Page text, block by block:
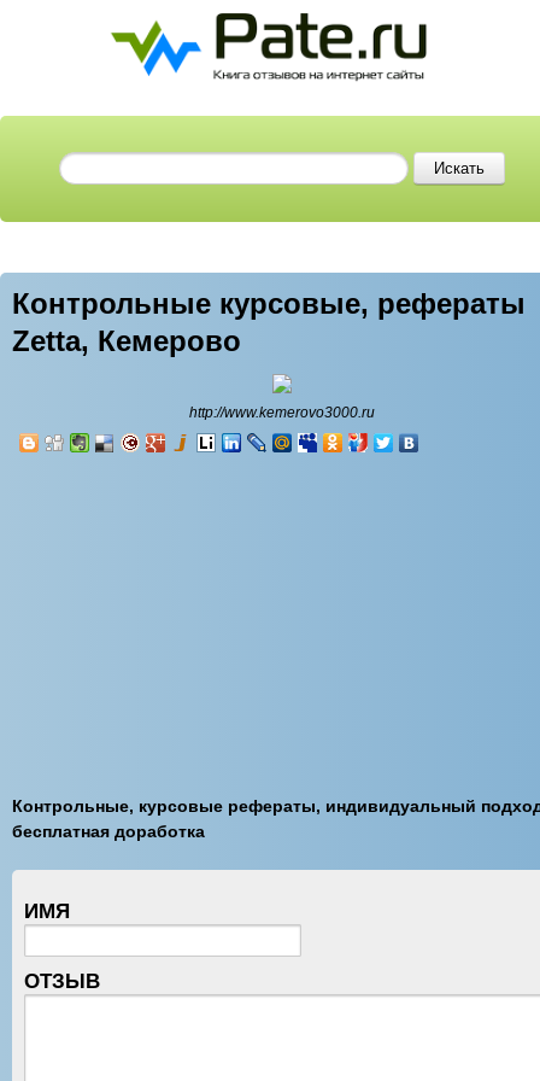
Контрольные курсовые, рефераты
Zetta, Кемерово
http://www.kemerovo3000.ru
Контрольные, курсовые рефераты, индивидуальный
бесплатная доработка
ИМЯ
ОТЗЫВ